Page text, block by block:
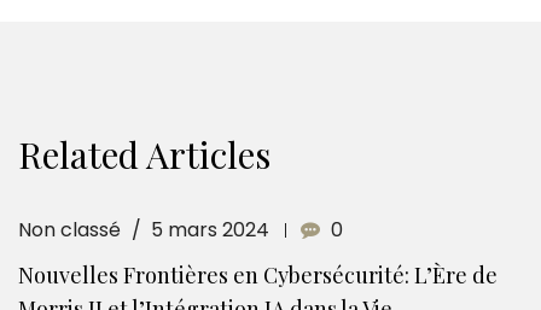
Related Articles
Non classé 5 mars 2024 0
Nouvelles Frontières en Cybersécurité: L’Ère de